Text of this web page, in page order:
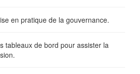
en pratique de la gouvernance.
tableaux de bord pour assister la